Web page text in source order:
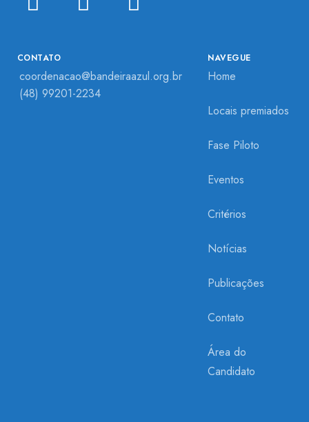
NAVEGUE
Home
Locais premiados
Fase Piloto
Eventos
Critérios
Notícias
Publicações
Contato
Área do
Candidato
CONTATO
coordenacao@bandeiraazul.org.br
(48) 99201-2234